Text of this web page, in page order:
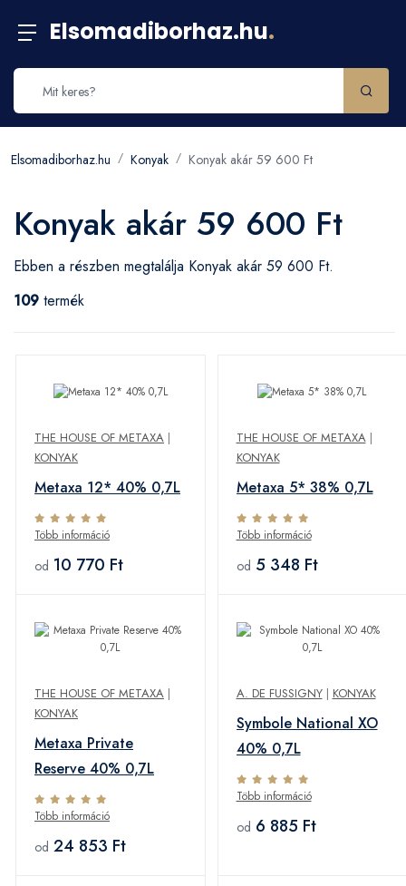
Elsomadiborhaz.hu.
Elsomadiborhaz.hu Konyak Konyak akár 59 600 Ft
Konyak akár 59 600 Ft
Ebben a részben megtalálja Konyak akár 59 600 Ft.
109 termék
THE HOUSE OF METAXA |
KONYAK
Metaxa 12* 40% 0,7L
Több információ
od 10 770 Ft
THE HOUSE OF METAXA|
KONYAK
Metaxa 5* 38% 0,7L
Több információ
od 5 348 Ft
THE HOUSE OF METAXA |
KONYAK
Metaxa Private
Reserve 40% 0,7L
Több információ
od 24 853 Ft
A. DE FUSSIGNY| KONYAK
Symbole National XO
40% 0,7L
Több információ
od 6 885 Ft